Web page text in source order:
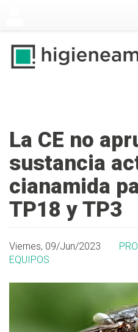
La CE no
sustancia
cianamida
TP18 y TP3
Viernes, 09/Jun/2023
EQUIPOS